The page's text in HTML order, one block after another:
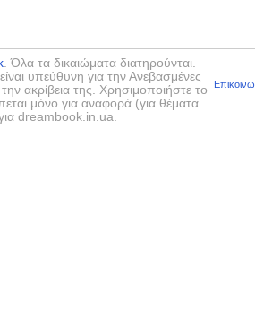
. Όλα τα δικαιώματα διατηρούνται.
υπεύθυνη για την Ανεβασμένες
ακρίβεια της. Χρησιμοποιήστε το
μόνο για αναφορά (για θέματα
dreambook.in.ua.